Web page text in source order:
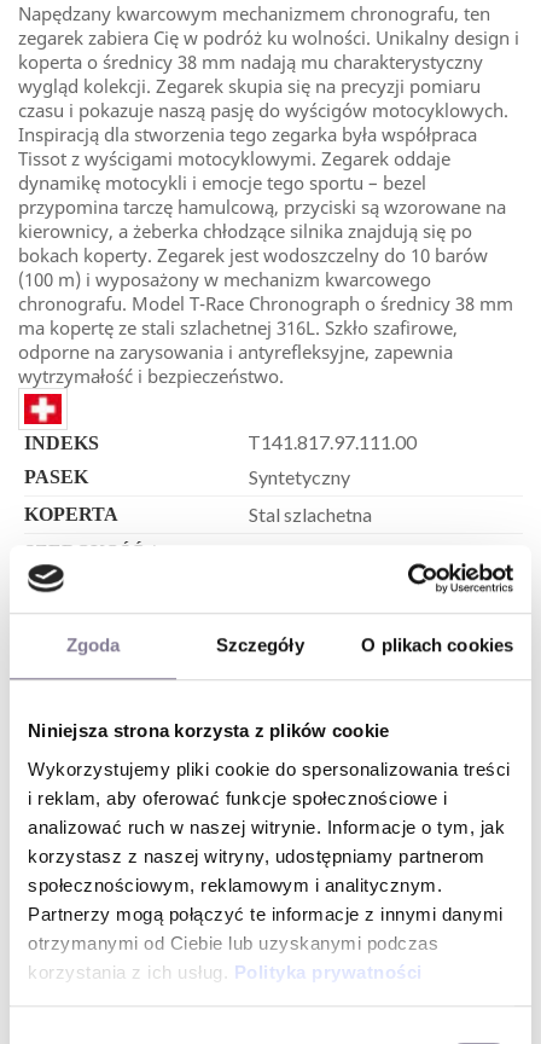
Zgoda Szczegóły O plikach cookies
Niniejsza strona korzysta z plików cookie
Wykorzystujemy pliki cookie do spersonalizowania treści
i reklam, aby oferować funkcje społecznościowe i
analizować ruch w naszej witrynie. Informacje o tym, jak
korzystasz z naszej witryny, udostępniamy partnerom
społecznościowym, reklamowym i analitycznym.
Partnerzy mogą połączyć te informacje z innymi danymi
otrzymanymi od Ciebie lub uzyskanymi podczas
korzystania z ich usług. Polityka prywatności
Napędzany kwarcowym mechanizmem chronografu, ten
zegarek zabiera Cię w podróż ku wolności. Unikalny design i
koperta o średnicy 38 mm nadają mu charakterystyczny
wygląd kolekcji. Zegarek skupia się na precyzji pomiaru
czasu i pokazuje naszą pasję do wyścigów motocyklowych.
Inspiracją dla stworzenia tego zegarka była współpraca
Tissot z wyścigami motocyklowymi. Zegarek oddaje
dynamikę motocykli i emocje tego sportu – bezel
przypomina tarczę hamulcową, przyciski są wzorowane na
kierownicy, a żeberka chłodzące silnika znajdują się po
bokach koperty. Zegarek jest wodoszczelny do 10 barów
(100 m) i wyposażony w mechanizm kwarcowego
chronografu. Model T-Race Chronograph o średnicy 38 mm
ma kopertę ze stali szlachetnej 316L. Szkło szafirowe,
odporne na zarysowania i antyrefleksyjne, zapewnia
wytrzymałość i bezpieczeństwo.
INDEKS T141.817.97.111.00
PASEK Syntetyczny
KOPERTA Stal szlachetna
SZEROKOŚĆ /
ŚREDNICA KOPERTY
WODOSZCZELNOŚĆ 100 m
STYL Elegancki - Chronograf
SZKŁO Szafirowe z antyrefleksem
DLA KOGO Dla niej
KOLOR TARCZY Masa perłowa
KSZTAŁT KOPERTY Okrągły
KOLOR KOPERTY
LINIA TISSOT T-Sport